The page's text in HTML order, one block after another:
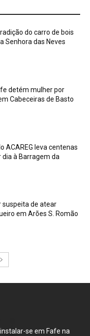
do carro de bois
Senhora das Neves
detém mulher por
Cabeceiras de Basto
ACAREG leva centenas
à Barragem da
suspeita de atear
em Arões S. Romão
se em Fafe na